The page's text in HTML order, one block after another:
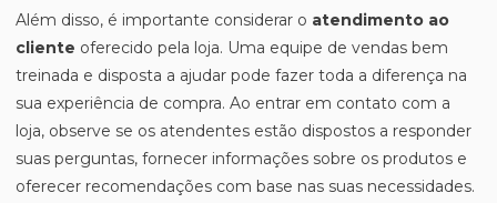
Além disso, é importante considerar o atendimento ao
cliente oferecido pela loja. Uma equipe de vendas bem
treinada e disposta a ajudar pode fazer toda a diferença na
sua experiência de compra. Ao entrar em contato com a
loja, observe se os atendentes estão dispostos a responder
suas perguntas, fornecer informações sobre os produtos e
oferecer recomendações com base nas suas necessidades.